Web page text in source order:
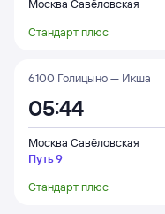
Москва Савёловская
Стандарт плюс
6100 Голицыно — Икша
05:44
Москва Савёловская
Путь 9
Стандарт плюс